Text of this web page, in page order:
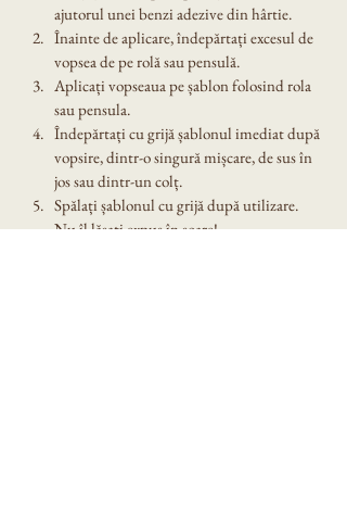
ajutorul unei benzi adezive din hârtie.
Înainte de aplicare, îndepărtați excesul de
vopsea de pe rolă sau pensulă.
Aplicați vopseaua pe șablon folosind rola
sau pensula.
Îndepărtați cu grijă șablonul imediat după
vopsire, dintr-o singură mișcare, de sus în
jos sau dintr-un colț.
Spălați șablonul cu grijă după utilizare.
Nu îl lăsați expus în soare!